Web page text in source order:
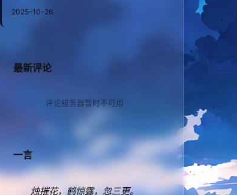
2025-10-26
最新评论
评论服务器暂时不可用
一言
烛摧花，鹤惊露，忽三更。